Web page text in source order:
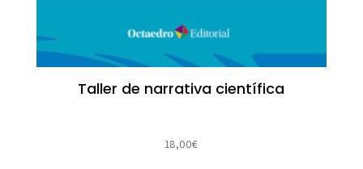
Taller de narrativa científica
18,00€